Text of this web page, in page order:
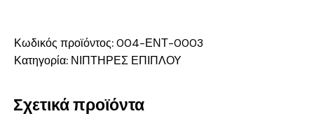
Κωδικός προϊόντος:004-ΕΝΤ-0003
Κατηγορία: ΝΙΠΤΗΡΕΣ ΕΠΙΠΛΟΥ
Σχετικά προϊόντα